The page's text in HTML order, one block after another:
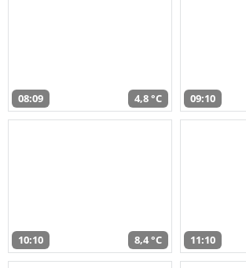
08:09 4,8 °C 09:10
10:10 8,4 °C 11:10